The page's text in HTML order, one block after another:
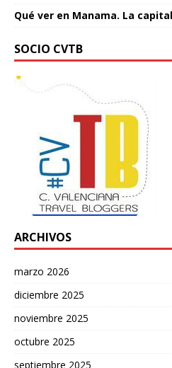
Qué ver en Manama. La
SOCIO CVTB
ARCHIVOS
marzo 2026
diciembre 2025
noviembre 2025
octubre 2025
septiembre 2025